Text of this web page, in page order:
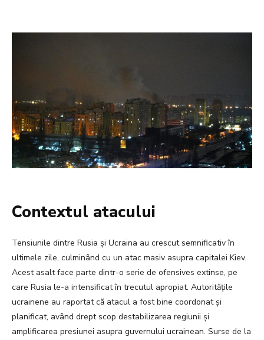
Contextul atacului
Tensiunile dintre Rusia și Ucraina au crescut semnificativ în
ultimele zile, culminând cu un atac masiv asupra capitalei Kiev.
Acest asalt face parte dintr-o serie de ofensives extinse, pe
care Rusia le-a intensificat în trecutul apropiat. Autoritățile
ucrainene au raportat că atacul a fost bine coordonat și
planificat, având drept scop destabilizarea regiunii și
amplificarea presiunei asupra guvernului ucrainean. Surse de la